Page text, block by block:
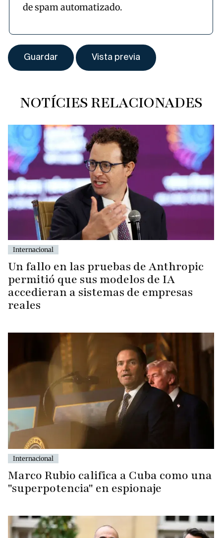
de spam automatizado.
NOTÍCIES RELACIONADES
Internacional
Un fallo en las pruebas de Anthropic
permitió que sus modelos de IA
accedieran a sistemas de empresas
reales
Internacional
Marco Rubio califica a Cuba como una
"superpotencia" en espionaje